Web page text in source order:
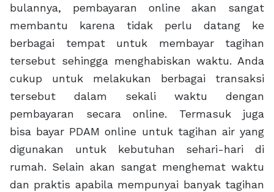
bulannya, pembayaran online akan sangat
membantu karena tidak perlu datang ke
berbagai tempat untuk membayar tagihan
tersebut sehingga menghabiskan waktu. Anda
cukup untuk melakukan berbagai transaksi
tersebut dalam sekali waktu dengan
pembayaran secara online. Termasuk juga
bisa bayar PDAM online untuk tagihan air yang
digunakan untuk kebutuhan sehari-hari di
rumah. Selain akan sangat menghemat waktu
dan praktis apabila mempunyai banyak tagihan